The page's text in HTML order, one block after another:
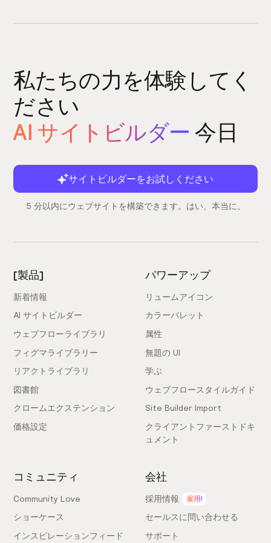
私たちの力を体験してく
ださい
AI サイトビルダー 今日
サイトビルダーをお試しください
5 分以内にウェブサイトを構築できます。はい、本当に。
[製品]
新着情報
AI サイトビルダー
ウェブフローライブラリ
フィグマライブラリー
リアクトライブラリ
図書館
クロームエクステンション
価格設定
パワーアップ
リュームアイコン
カラーパレット
属性
無題の UI
学ぶ
ウェブフロースタイルガイド
Site Builder Import
クライアントファーストドキ
ュメント
コミュニティ
Community Love
ショーケース
インスピレーションフィード
会社
採用情報 雇用!
セールスに問い合わせる
サポート